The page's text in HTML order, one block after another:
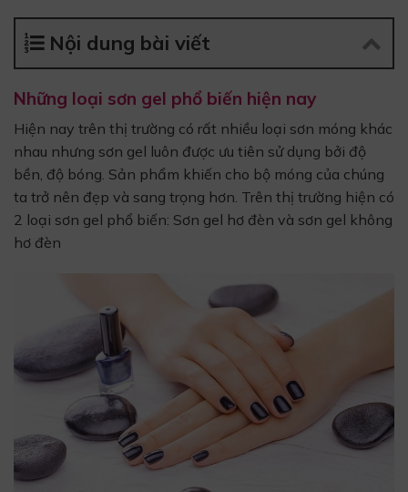
Nội dung bài viết
Những loại sơn gel phổ biến hiện nay
Hiện nay trên thị trường có rất nhiều loại sơn móng khác
nhau nhưng sơn gel luôn được ưu tiên sử dụng bởi độ
bền, độ bóng. Sản phẩm khiến cho bộ móng của chúng
ta trở nên đẹp và sang trọng hơn. Trên thị trường hiện có
2 loại sơn gel phổ biến: Sơn gel hơ đèn và sơn gel không
hơ đèn